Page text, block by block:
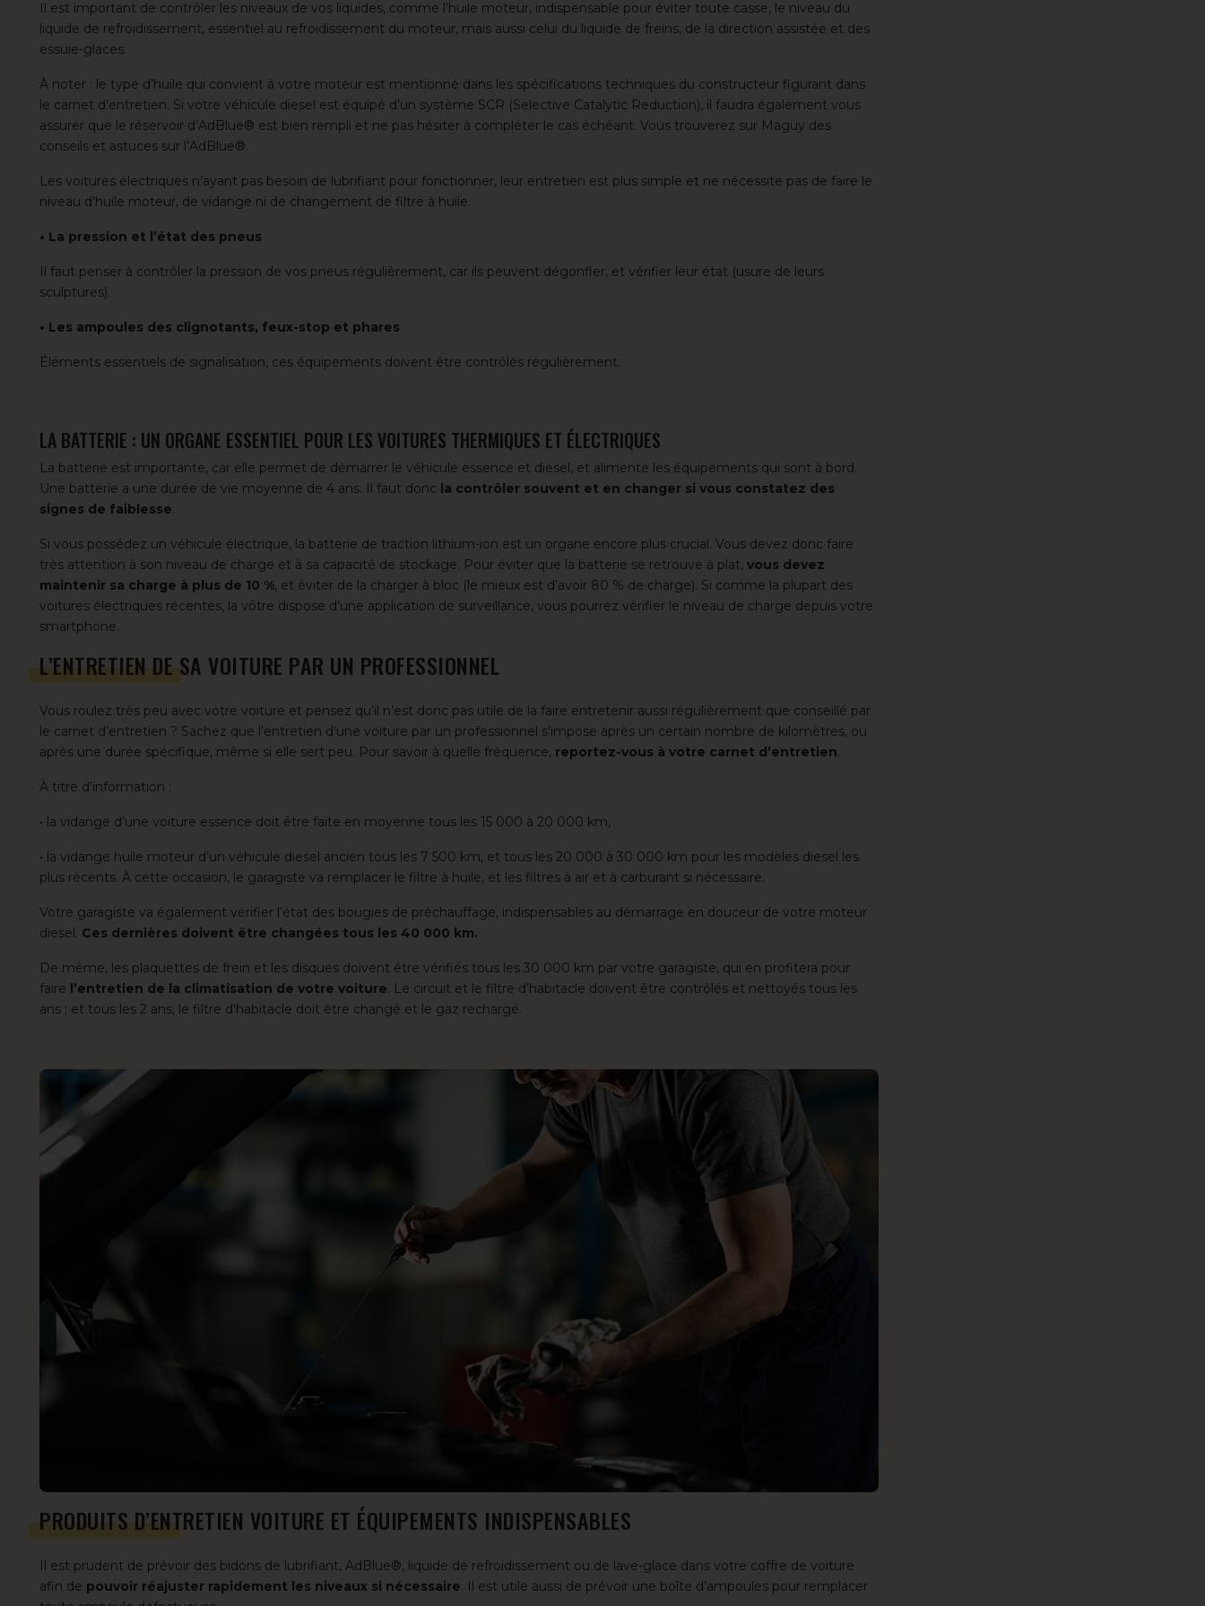
Il est important de contrôler les niveaux de vos liquides, comme l’huile moteur, indispensable pour éviter toute casse, le niveau du
liquide de refroidissement, essentiel au refroidissement du moteur, mais aussi celui du liquide de freins, de la direction assistée et des
essuie-glaces.
À noter : le type d’huile qui convient à votre moteur est mentionné dans les spécifications techniques du constructeur figurant dans
le carnet d’entretien. Si votre véhicule diesel est équipé d’un système SCR (Selective Catalytic Reduction), il faudra également vous
assurer que le réservoir d’AdBlue® est bien rempli et ne pas hésiter à compléter le cas échéant. Vous trouverez sur Maguy des
conseils et astuces sur l’AdBlue®.
Les voitures électriques n’ayant pas besoin de lubrifiant pour fonctionner, leur entretien est plus simple et ne nécessite pas de faire le
niveau d’huile moteur, de vidange ni de changement de filtre à huile.
• La pression et l’état des pneus
Il faut penser à contrôler la pression de vos pneus régulièrement, car ils peuvent dégonfler, et vérifier leur état (usure de leurs
sculptures).
• Les ampoules des clignotants, feux-stop et phares
Éléments essentiels de signalisation, ces équipements doivent être contrôlés régulièrement.
LA BATTERIE : UN ORGANE ESSENTIEL POUR LES VOITURES THERMIQUES ET ÉLECTRIQUES
La batterie est importante, car elle permet de démarrer le véhicule essence et diesel, et alimente les équipements qui sont à bord.
Une batterie a une durée de vie moyenne de 4 ans. Il faut donc la contrôler souvent et en changer si vous constatez des
signes de faiblesse.
Si vous possédez un véhicule électrique, la batterie de traction lithium-ion est un organe encore plus crucial. Vous devez donc faire
très attention à son niveau de charge et à sa capacité de stockage. Pour éviter que la batterie se retrouve à plat, vous devez
maintenir sa charge à plus de 10 %, et éviter de la charger à bloc (le mieux est d’avoir 80 % de charge). Si comme la plupart des
voitures électriques récentes, la vôtre dispose d’une application de surveillance, vous pourrez vérifier le niveau de charge depuis votre
smartphone.
L’ENTRETIEN DE SA VOITURE PAR UN PROFESSIONNEL
Vous roulez très peu avec votre voiture et pensez qu’il n’est donc pas utile de la faire entretenir aussi régulièrement que conseillé par
le carnet d’entretien ? Sachez que l’entretien d’une voiture par un professionnel s’impose après un certain nombre de kilomètres, ou
après une durée spécifique, même si elle sert peu. Pour savoir à quelle fréquence, reportez-vous à votre carnet d’entretien.
À titre d’information :
• la vidange d’une voiture essence doit être faite en moyenne tous les 15 000 à 20 000 km,
• la vidange huile moteur d’un véhicule diesel ancien tous les 7 500 km, et tous les 20 000 à 30 000 km pour les modèles diesel les
plus récents. À cette occasion, le garagiste va remplacer le filtre à huile, et les filtres à air et à carburant si nécessaire.
Votre garagiste va également vérifier l’état des bougies de préchauffage, indispensables au démarrage en douceur de votre moteur
diesel. Ces dernières doivent être changées tous les 40 000 km.
De même, les plaquettes de frein et les disques doivent être vérifiés tous les 30 000 km par votre garagiste, qui en profitera pour
faire l’entretien de la climatisation de votre voiture. Le circuit et le filtre d’habitacle doivent être contrôlés et nettoyés tous les
ans ; et tous les 2 ans, le filtre d'habitacle doit être changé et le gaz rechargé.
PRODUITS D’ENTRETIEN VOITURE ET ÉQUIPEMENTS INDISPENSABLES
Il est prudent de prévoir des bidons de lubrifiant, AdBlue®, liquide de refroidissement ou de lave-glace dans votre coffre de voiture
afin de pouvoir réajuster rapidement les niveaux si nécessaire. Il est utile aussi de prévoir une boîte d’ampoules pour remplacer